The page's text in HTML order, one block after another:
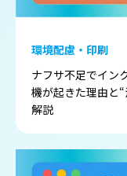
環境配慮・印刷
ナフサ不足でイン
機が起きた理由と
解説